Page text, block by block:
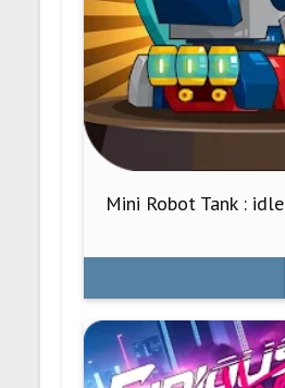
Mini Robot Tank : idle